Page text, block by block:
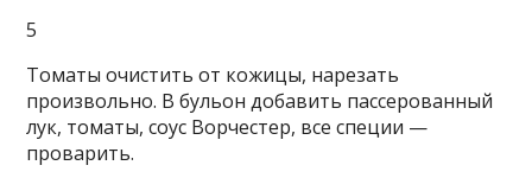
5
Томаты очистить от кожицы, нарезать
произвольно. В бульон добавить пассерованный
лук, томаты, соус Ворчестер, все специи —
проварить.